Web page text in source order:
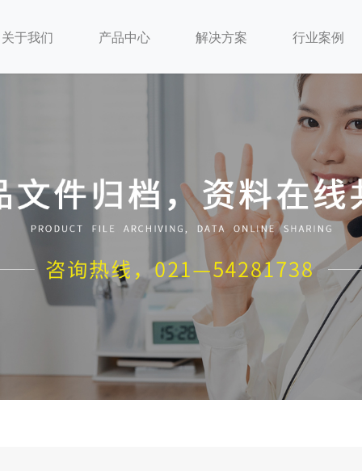
关于我们 产品中心 解决方案 行业案例